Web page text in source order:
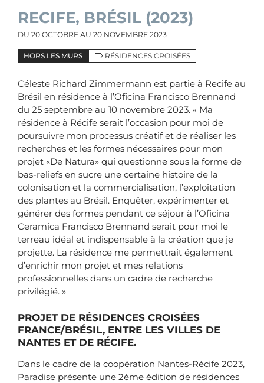
RECIFE, BRÉSIL (2023)
DU 20 OCTOBRE AU 20 NOVEMBRE 2023
HORS LES MURS RÉSIDENCES CROISÉES
Céleste Richard Zimmermann est partie à Recife au
Brésil en résidence à l’Oficina Francisco Brennand
du 25 septembre au 10 novembre 2023. « Ma
résidence à Récife serait l’occasion pour moi de
poursuivre mon processus créatif et de réaliser les
recherches et les formes nécessaires pour mon
projet «De Natura» qui questionne sous la forme de
bas-reliefs en sucre une certaine histoire de la
colonisation et la commercialisation, l’exploitation
des plantes au Brésil. Enquêter, expérimenter et
générer des formes pendant ce séjour à l’Oficina
Ceramica Francisco Brennand serait pour moi le
terreau idéal et indispensable à la création que je
projette. La résidence me permettrait également
d’enrichir mon projet et mes relations
professionnelles dans un cadre de recherche
privilégié. »
PROJET DE RÉSIDENCES CROISÉES
FRANCE/BRÉSIL, ENTRE LES VILLES DE
NANTES ET DE RÉCIFE.
Dans le cadre de la coopération Nantes-Récife 2023,
Paradise présente une 2éme édition de résidences